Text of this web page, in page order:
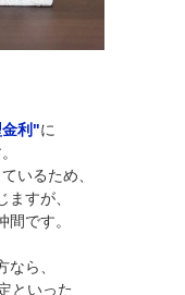
利"に
いるため、
すが、
です。
ら、
といった